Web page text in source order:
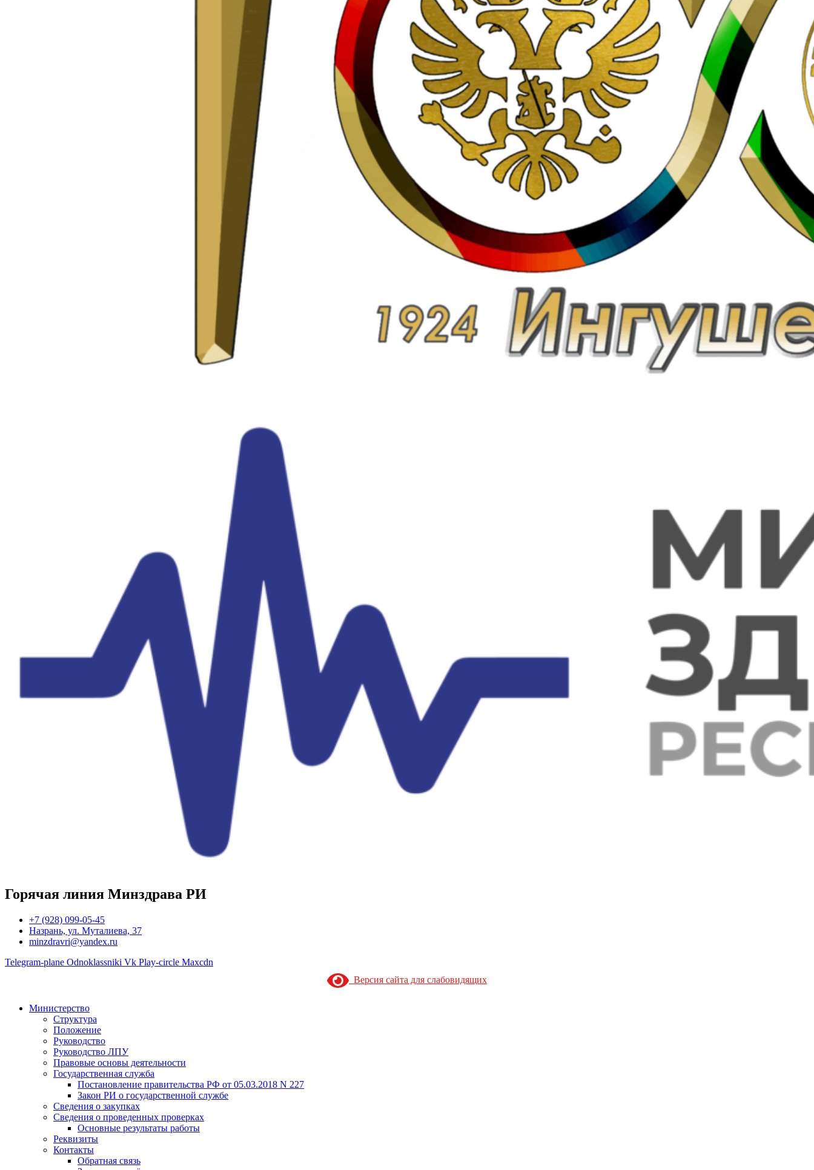
Горячая линия Минздрава РИ
+7 (928) 099-05-45
Назрань, ул. Муталиева, 37
minzdravri@yandex.ru
Telegram-plane Odnoklassniki Vk Play-circle Maxcdn
Версия сайта для слабовидящих
Министерство
Структура
Положение
Руководство
Руководство ЛПУ
Правовые основы деятельности
Государственная служба
Постановление правительства РФ от 05.03.2018 N 227
Закон РИ о государственной службе
Сведения о закупках
Сведения о проведенных проверках
Основные результаты работы
Реквизиты
Контакты
Обратная связь